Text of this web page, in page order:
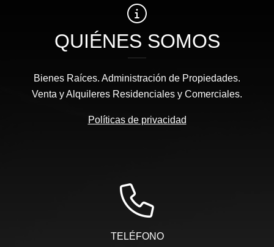
QUIÉNES SOMOS
Bienes Raíces. Administración de Propiedades.
Venta y Alquileres Residenciales y Comerciales.
Políticas de privacidad
TELÉFONO